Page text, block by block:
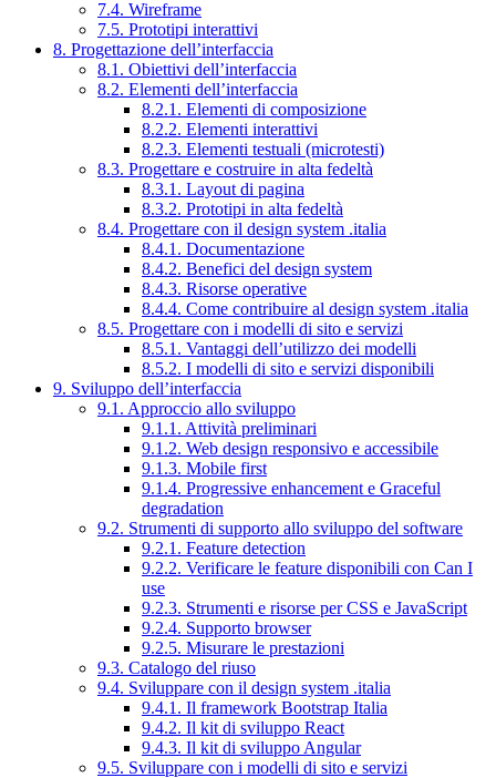
7.4. Wireframe
7.5. Prototipi interattivi
8. Progettazione dell’interfaccia
8.1. Obiettivi dell’interfaccia
8.2. Elementi dell’interfaccia
8.2.1. Elementi di composizione
8.2.2. Elementi interattivi
8.2.3. Elementi testuali (microtesti)
8.3. Progettare e costruire in alta fedeltà
8.3.1. Layout di pagina
8.3.2. Prototipi in alta fedeltà
8.4. Progettare con il design system .italia
8.4.1. Documentazione
8.4.2. Benefici del design system
8.4.3. Risorse operative
8.4.4. Come contribuire al design system .italia
8.5. Progettare con i modelli di sito e servizi
8.5.1. Vantaggi dell’utilizzo dei modelli
8.5.2. I modelli di sito e servizi disponibili
9. Sviluppo dell’interfaccia
9.1. Approccio allo sviluppo
9.1.1. Attività preliminari
9.1.2. Web design responsivo e accessibile
9.1.3. Mobile first
9.1.4. Progressive enhancement e Graceful
degradation
9.2. Strumenti di supporto allo sviluppo del software
9.2.1. Feature detection
9.2.2. Verificare le feature disponibili con Can I
use
9.2.3. Strumenti e risorse per CSS e JavaScript
9.2.4. Supporto browser
9.2.5. Misurare le prestazioni
9.3. Catalogo del riuso
9.4. Sviluppare con il design system .italia
9.4.1. Il framework Bootstrap Italia
9.4.2. Il kit di sviluppo React
9.4.3. Il kit di sviluppo Angular
9.5. Sviluppare con i modelli di sito e servizi